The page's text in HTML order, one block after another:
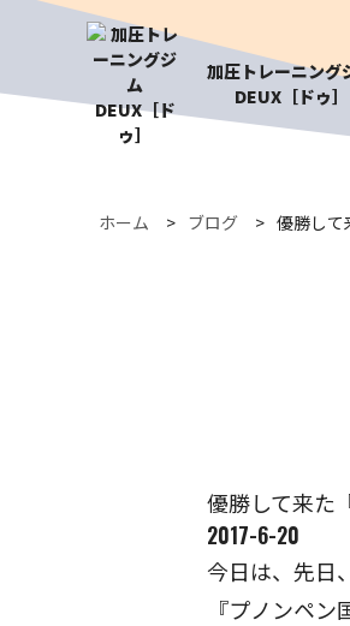
加圧トレーニング
DEUX［ドゥ］
ホーム ブログ 優勝して
優勝して来た
2017-6-20
今日は、先日
『プノンペン